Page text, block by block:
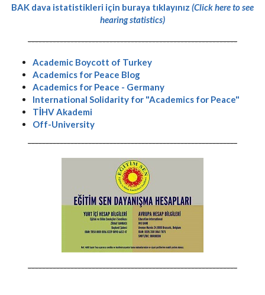
BAK dava istatistikleri için buraya tıklayınız (Click here to see
hearing statistics)
-----------------------------------------------------------
Academic Boycott of Turkey
Academics for Peace Blog
Academics for Peace - Germany
International Solidarity for "Academics for Peace"
TİHV Akademi
Off-University
-----------------------------------------------------------
-----------------------------------------------------------